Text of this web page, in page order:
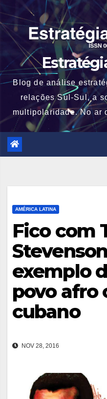
to
content
Blog de análise
relações Sul-Sul, a
multipolaridade. No ar
AMÉRICA LATINA
Fico com
exemplo
povo afro
cubano
NOV 28, 2016